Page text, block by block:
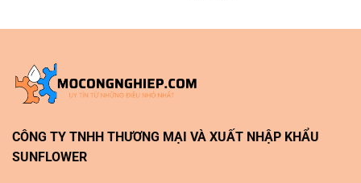
CÔNG TY TNHH THƯƠNG MẠI VÀ XUẤT NHẬP KHẨU
SUNFLOWER